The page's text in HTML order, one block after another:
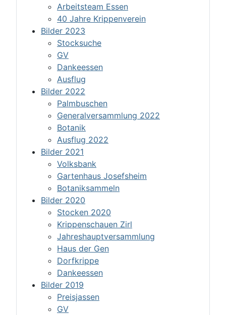
Arbeitsteam Essen
40 Jahre Krippenverein
Bilder 2023
Stocksuche
GV
Dankeessen
Ausflug
Bilder 2022
Palmbuschen
Generalversammlung 2022
Botanik
Ausflug 2022
Bilder 2021
Volksbank
Gartenhaus Josefsheim
Botaniksammeln
Bilder 2020
Stocken 2020
Krippenschauen Zirl
Jahreshauptversammlung
Haus der Gen
Dorfkrippe
Dankeessen
Bilder 2019
Preisjassen
GV